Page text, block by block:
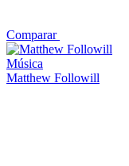
Comparar
Música
Matthew Followill